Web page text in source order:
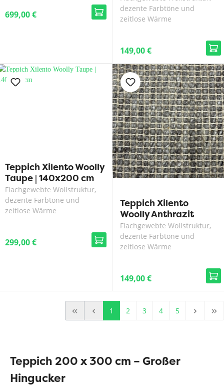
699,00 €
dezente Farbtöne und
zeitlose Wärme
149,00 €
Teppich Xilento Woolly
Taupe | 140x200 cm
Flachgewebte Wollstruktur,
dezente Farbtöne und
zeitlose Wärme
299,00 €
Teppich Xilento
Woolly Anthrazit
Flachgewebte Wollstruktur,
dezente Farbtöne und
zeitlose Wärme
149,00 €
1 2 3 4 5
Teppich 200 x 300 cm – Großer
Hingucker